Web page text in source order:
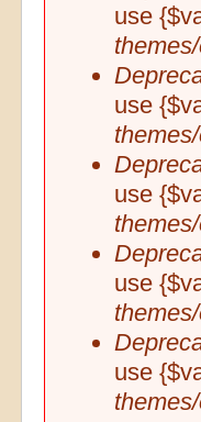
use
use
use
use
use